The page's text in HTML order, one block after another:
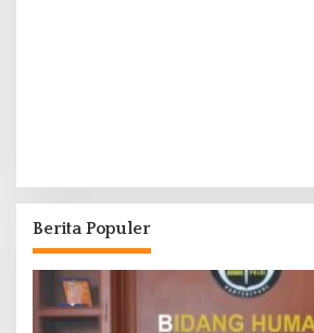
Berita Populer